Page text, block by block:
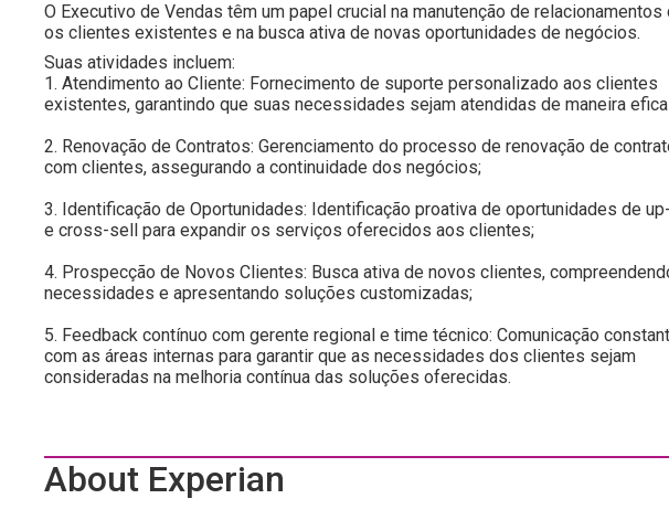
O Executivo de Vendas têm um papel crucial na manutenção de relacionamentos
os clientes existentes e na busca ativa de novas oportunidades de negócios.
Suas atividades incluem:
1. Atendimento ao Cliente: Fornecimento de suporte personalizado aos clientes
existentes, garantindo que suas necessidades sejam atendidas de maneira
2. Renovação de Contratos: Gerenciamento do processo de renovação de
com clientes, assegurando a continuidade dos negócios;
3. Identificação de Oportunidades: Identificação proativa de oportunidades de
e cross-sell para expandir os serviços oferecidos aos clientes;
4. Prospecção de Novos Clientes: Busca ativa de novos clientes,
necessidades e apresentando soluções customizadas;
5. Feedback contínuo com gerente regional e time técnico: Comunicação
com as áreas internas para garantir que as necessidades dos clientes sejam
consideradas na melhoria contínua das soluções oferecidas.
About Experian